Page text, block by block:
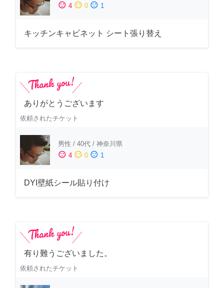
sentiment_satisfied 4 sentiment_neutral 0 sentiment_dissatisfied 1
キッチンキャビネット シート張り替え
ありがとうございます
依頼されたチケット
男性 / 40代 / 神奈川県
sentiment_satisfied 4 sentiment_neutral 0 sentiment_dissatisfied 1
DYI壁紙シール貼り付け
有り難うございました。
依頼されたチケット